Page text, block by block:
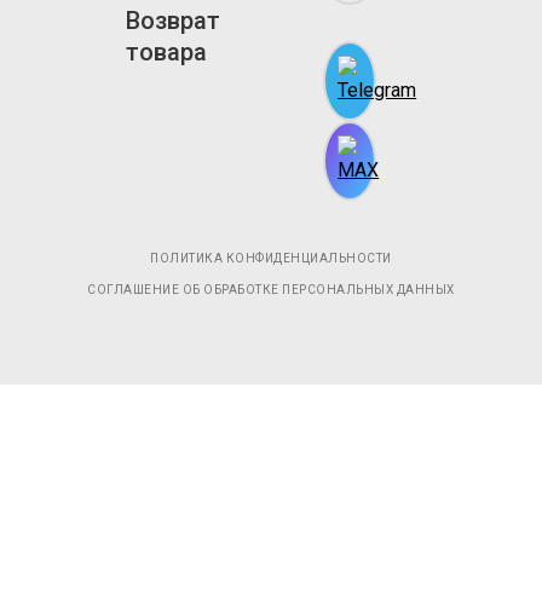
Возврат
товара
ПОЛИТИКА КОНФИДЕНЦИАЛЬНОСТИ
СОГЛАШЕНИЕ ОБ ОБРАБОТКЕ ПЕРСОНАЛЬНЫХ ДАННЫХ